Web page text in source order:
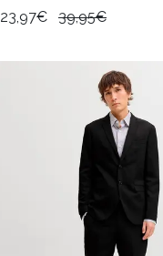
23,97€ 39,95€